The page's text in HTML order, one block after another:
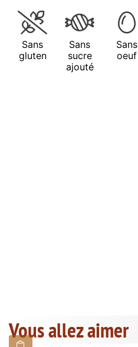
Sans
gluten
Sans
sucre
ajouté
Sans
oeuf
Vous allez aimer